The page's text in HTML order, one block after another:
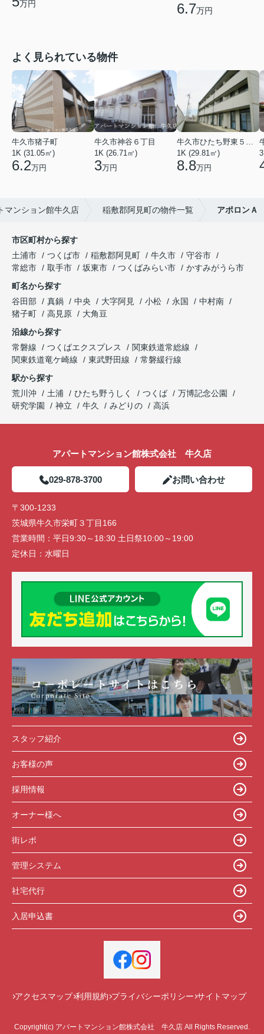
万円 6.7万円
よく見られている物件
牛久市猪子町
1K (31.05㎡)
6.2万円
牛久市神谷６丁目
1K (26.71㎡)
3万円
牛久市ひたち野東５丁目
1K (29.81㎡)
8.8万円
マンション館牛久店 稲敷郡阿見町の物件一覧 アポロンＡ
市区町村から探す
土浦市
つくば市 稲敷郡阿見町 牛久市
守谷市
常総市
取手市 坂東市 つくばみらい市
かすみがうら市
町名から探す
谷田部
真鍋 中央 大字阿見 小松 永国
中村南
猪子町
高見原
大角豆
沿線から探す
常磐線
つくばエクスプレス
関東鉄道常総線
関東鉄道竜ケ崎線
東武野田線
常磐緩行線
駅から探す
荒川沖
土浦 ひたち野うしく つくば
万博記念公園
研究学園
神立 牛久 みどりの 高浜
アパートマンション館株式会社 牛久店
029-878-3700 お問い合わせ
〒300-1233
茨城県牛久市栄町３丁目166
営業時間： 平日9:30～18:30 土日祭10:00～19:00
定休日： 水曜日
スタッフ紹介
お客様の声
採用情報
オーナー様へ
街レポ
管理システム
社宅代行
入居申込書
アクセスマップ 利用規約 プライバシーポリシー サイトマップ
Copyright(c) アパートマンション館株式会社 牛久店 All Rights Reserved.